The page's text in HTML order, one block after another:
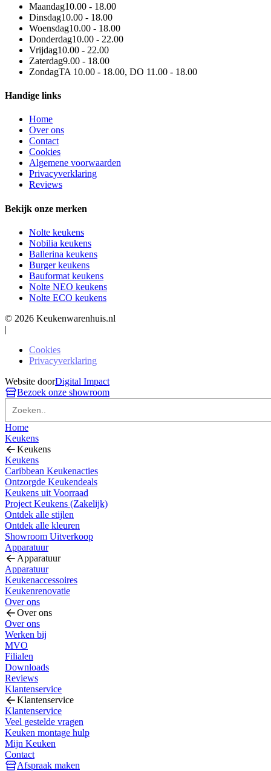
Maandag10.00 - 18.00
Dinsdag10.00 - 18.00
Woensdag10.00 - 18.00
Donderdag10.00 - 22.00
Vrijdag10.00 - 22.00
Zaterdag9.00 - 18.00
ZondagTA 10.00 - 18.00, DO 11.00 - 18.00
Handige links
Home
Over ons
Contact
Cookies
Algemene voorwaarden
Privacyverklaring
Reviews
Bekijk onze merken
Nolte keukens
Nobilia keukens
Ballerina keukens
Burger keukens
Bauformat keukens
Nolte NEO keukens
Nolte ECO keukens
© 2026 Keukenwarenhuis.nl
|
Cookies
Privacyverklaring
Website doorDigital Impact
Bezoek onze showroom
Home
Keukens
Keukens
Keukens
Caribbean Keukenacties
Ontzorgde Keukendeals
Keukens uit Voorraad
Project Keukens (Zakelijk)
Ontdek alle stijlen
Ontdek alle kleuren
Showroom Uitverkoop
Apparatuur
Apparatuur
Apparatuur
Keukenaccessoires
Keukenrenovatie
Over ons
Over ons
Over ons
Werken bij
MVO
Filialen
Downloads
Reviews
Klantenservice
Klantenservice
Klantenservice
Veel gestelde vragen
Keuken montage hulp
Mijn Keuken
Contact
Afspraak maken